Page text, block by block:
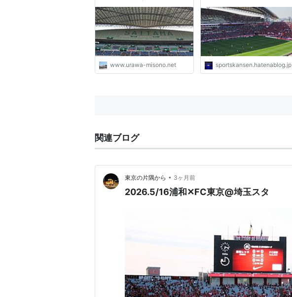
URAWA-MISONO.net
www.urawa-misono.net sportskansen.hatenablog.jp
関連ブログ
東京の片隅から • 3ヶ月前
2026.5/16浦和✕FC東京@埼玉スタ